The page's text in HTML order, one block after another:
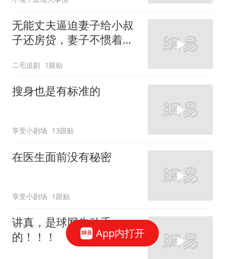
无能丈夫逼迫妻子给小叔
子还房贷，妻子不惯着他
二毛追剧 1跟贴
搜身也是有标准的
享受小剧场 13跟贴
在医生面前没有秘密
享受小剧场 1跟贴
讲真，是球网先动手
的！！！
App内打开